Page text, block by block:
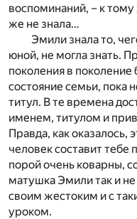
воспоминаний, – к
же не знала…
Эмили знала то,
юной, не могла знать.
поколения в
состояние семьи, пока
титул. В те времена
именем, титулом и
Правда, как оказалось,
человек составит
порой очень коварны,
матушка Эмили так и
своим жестоким и с
уроком.